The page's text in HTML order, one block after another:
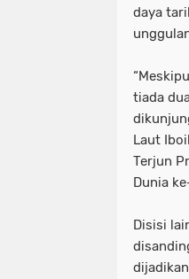
daya
tiada
Laut
Terjun
Dunia
Disisi